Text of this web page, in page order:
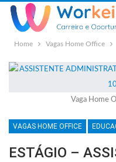
Home Vagas Home Office
Vaga Home
VAGAS HOME OFFICE
ESTÁGIO –